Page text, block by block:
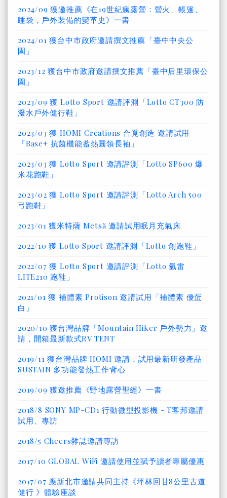
2024/09 獲邀推薦《在19世紀瘋露營：營火、帳篷、
睡袋，戶外裝備的變革史》一書
2024/01 獲台中市政府邀請撰文推薦「臺中中央公
園」
2023/12 獲台中市政府邀請撰文推薦「臺中后里環保公
園」
2023/09 獲 Lotto Sport 邀請評測「Lotto CT300 防
潑水戶外健行鞋」
2023/03 獲 HOMI Creations 合覓創造 邀請試用
「Base+ 抗菌機能蓄熱圓領長袖」
2023/03 獲 Lotto Sport 邀請評測「Lotto SP600 爆
米花跑鞋」
2023/02 獲 Lotto Sport 邀請評測「Lotto Arch 500
弓跑鞋」
2023/01 獲米特薩 Metsä 邀請試用眠月充氣床
2022/10 獲 Lotto Sport 邀請評測「Lotto 創跑鞋」
2022/07 獲 Lotto Sport 邀請評測「Lotto 氫雷
LITE210 跑鞋」
2021/01 獲 補體素 Protison 邀請試用「補體素 優蛋
白」
2020/10 獲台灣品牌「Mountain Hiker 戶外勢力」邀
請，開箱最新款式RV TENT
2019/11 獲台灣品牌 HOMI 邀請，試用最新研發產品
SUSTAIN 多功能發熱工作背心
2019/09 獲邀推薦《野地露營聖經》一書
2018/8 SONY MP-CD1 行動微型投影機 - T客邦邀請
試用、專訪
2018/5 Cheers雜誌邀請專訪
2017/10 GLOBAL WiFi 邀請使用並賦予讀者專屬優惠
2017/07 應新北市邀請共同主持《坪林回甘8公里古道
健行 》體驗座談